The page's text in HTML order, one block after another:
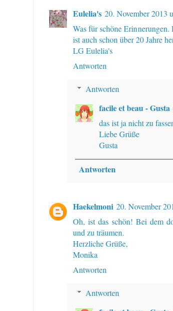
Eulelia's 20. November 2013
Was für schöne
ist auch schon über 20 Jahre
LG Eulelia's
Antworten
Antworten
facile et beau - Gusta
das ist ja nicht zu
Liebe Grüße
Gusta
Antworten
Haekelmoni 20. November
Oh, ist das schön! Bei dem
und zu träumen.
Herzliche Grüße,
Monika
Antworten
Antworten